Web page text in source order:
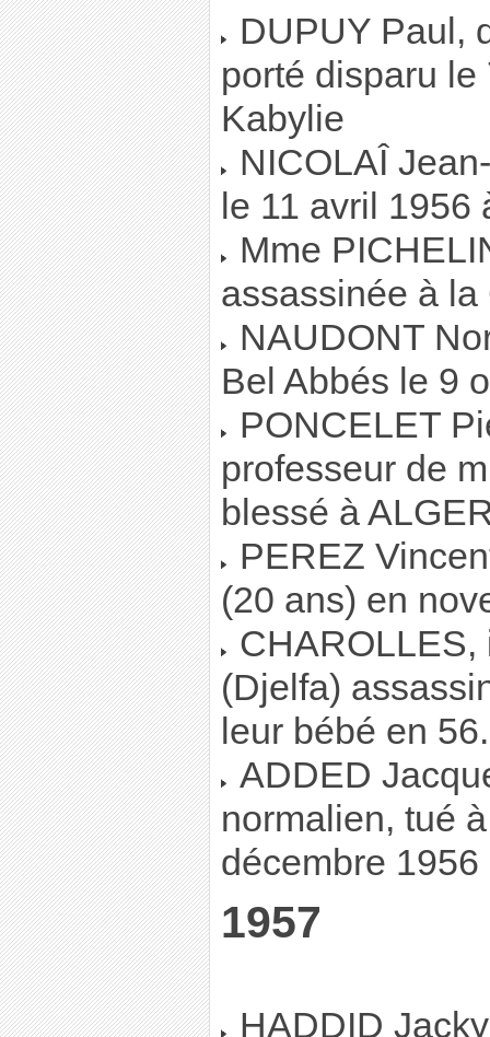
DUPUY Paul,
porté disparu
Kabylie
NICOLAÎ
le 11 avril 1956
Mme
assassinée à
NAUDONT
Bel Abbés le 9
PONCELET
professeur de
blessé à
PEREZ
(20 ans) en
CHAROLLES,
(Djelfa)
leur bébé en 56.
ADDED
normalien, tué
décembre 1956
1957
HADDID